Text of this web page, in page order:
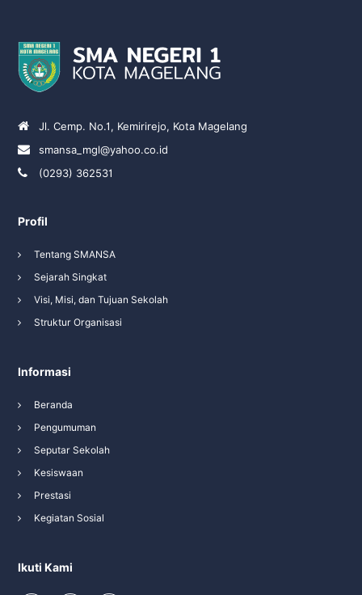
Jl. Cemp. No.1, Kemirirejo, Kota Magelang
smansa_mgl@yahoo.co.id
(0293) 362531
Profil
Tentang SMANSA
Sejarah Singkat
Visi, Misi, dan Tujuan Sekolah
Struktur Organisasi
Informasi
Beranda
Pengumuman
Seputar Sekolah
Kesiswaan
Prestasi
Kegiatan Sosial
Ikuti Kami